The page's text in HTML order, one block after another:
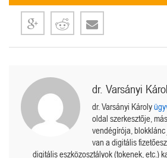
dr. Varsányi
dr. Varsányi Károly
oldal szerkesztője,
vendégírója,
van a digitális
digitális eszközosztályok (tokenek, etc.)